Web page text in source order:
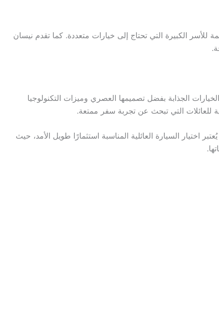
ملائمة للأسر الكبيرة التي تحتاج إلى خيارات متعددة. كما تقدم نيسان
من الخيارات الجذابة بفضل تصميمها العصري وميزات التكنولوجيا
للعائلات التي تبحث عن تجربة سفر ممتعة.
المختلفة. يُعتبر اختيار السيارة العائلية المناسبة استثمارًا طويل الأمد، حيث